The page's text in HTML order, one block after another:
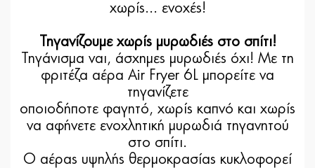
χωρίς... ενοχές!
Τηγανίζουμε χωρίς μυρωδιές στο σπίτι!
Τηγάνισμα ναι, άσχημες μυρωδιές όχι! Με τη
φριτέζα αέρα Air Fryer 6L μπορείτε να
τηγανίζετε
οποιοδήποτε φαγητό, χωρίς καπνό και χωρίς
να αφήνετε ενοχλητική μυρωδιά τηγανητού
στο σπίτι.
Ο αέρας υψηλής θερμοκρασίας κυκλοφορεί